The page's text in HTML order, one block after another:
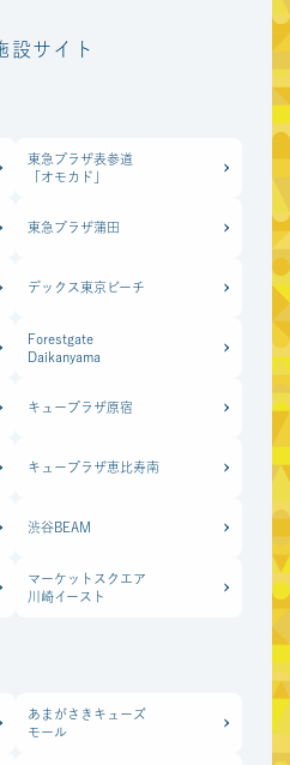
設サイト
東急プラザ表参道
「オモカド」
東急プラザ蒲田
デックス東京ビーチ
Forestgate
Daikanyama
キュープラザ原宿
キュープラザ恵比寿南
渋谷BEAM
マーケットスクエア
川崎イースト
あまがさきキューズ
モール